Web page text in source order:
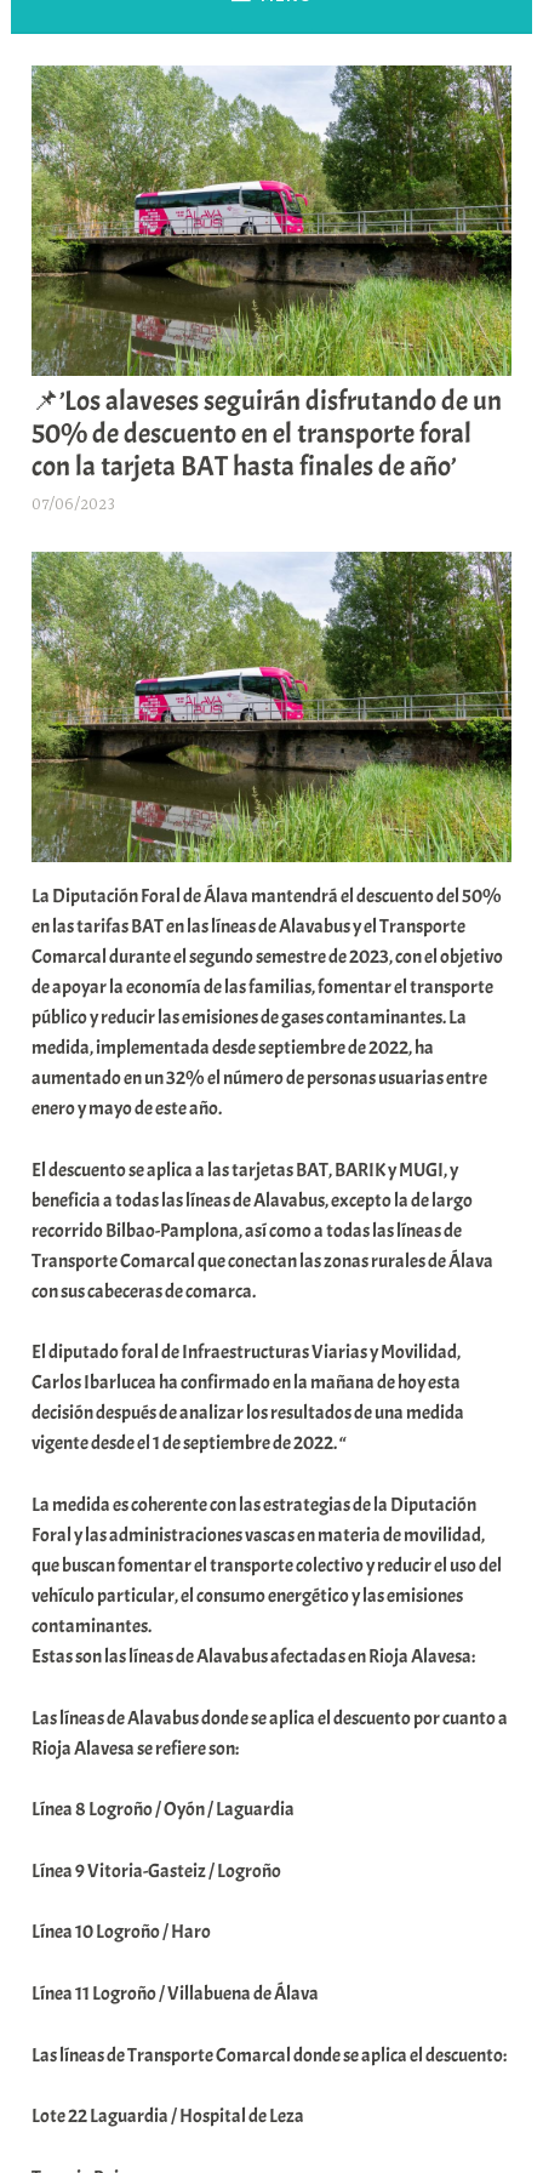
📌’Los alaveses seguirán disfrutando de un
50% de descuento en el transporte foral
con la tarjeta BAT hasta finales de año’
07/06/2023
a
b
a
r
E
r
r
i
o
x
a
K
o
m
u
n
i
t
a
e
a
La Diputación Foral de Álava mantendrá el descuento del 50%
en las tarifas BAT en las líneas de Alavabus y el Transporte
Comarcal durante el segundo semestre de 2023, con el objetivo
de apoyar la economía de las familias, fomentar el transporte
público y reducir las emisiones de gases contaminantes. La
medida, implementada desde septiembre de 2022, ha
aumentado en un 32% el número de personas usuarias entre
enero y mayo de este año.
El descuento se aplica a las tarjetas BAT, BARIK y MUGI, y
beneficia a todas las líneas de Alavabus, excepto la de largo
recorrido Bilbao-Pamplona, así como a todas las líneas de
Transporte Comarcal que conectan las zonas rurales de Álava
con sus cabeceras de comarca.
El diputado foral de Infraestructuras Viarias y Movilidad,
Carlos Ibarlucea ha confirmado en la mañana de hoy esta
decisión después de analizar los resultados de una medida
vigente desde el 1 de septiembre de 2022. “
La medida es coherente con las estrategias de la Diputación
Foral y las administraciones vascas en materia de movilidad,
que buscan fomentar el transporte colectivo y reducir el uso del
vehículo particular, el consumo energético y las emisiones
contaminantes.
Estas son las líneas de Alavabus afectadas en Rioja Alavesa:
Las líneas de Alavabus donde se aplica el descuento por cuanto a
Rioja Alavesa se refiere son:
Línea 8 Logroño / Oyón / Laguardia
Línea 9 Vitoria-Gasteiz / Logroño
Línea 10 Logroño / Haro
Línea 11 Logroño / Villabuena de Álava
Las líneas de Transporte Comarcal donde se aplica el descuento:
Lote 22 Laguardia / Hospital de Leza